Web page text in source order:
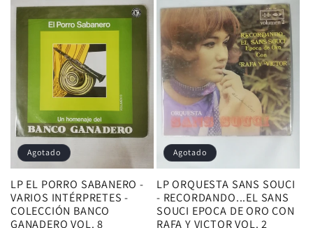
Agotado
LP EL PORRO SABANERO -
VARIOS INTÉRPRETES -
COLECCIÓN BANCO
GANADERO VOL. 8
Agotado
LP ORQUESTA SANS SOUCI
- RECORDANDO...EL SANS
SOUCI EPOCA DE ORO CON
RAFA Y VICTOR VOL. 2